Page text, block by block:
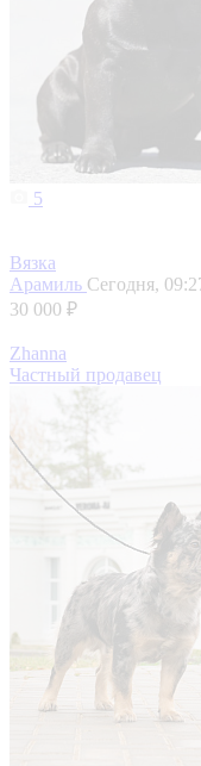
5
Вязка
Арамиль Сегодня,
30 000 ₽
Zhanna
Частный продавец